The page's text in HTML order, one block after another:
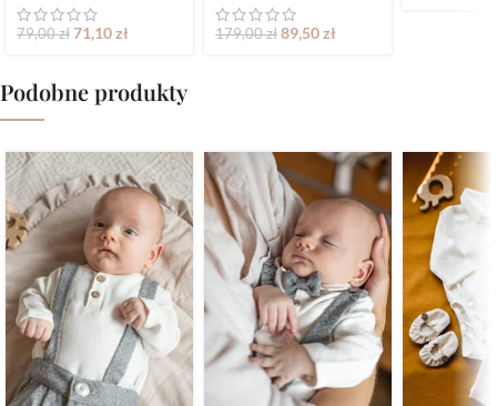
79,00zł 71,10zł 179,00zł 89,50zł
Podobne produkty